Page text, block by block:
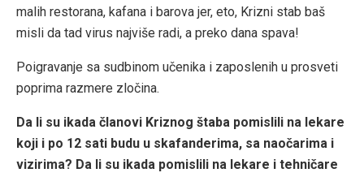
malih restorana, kafana i barova jer, eto, Krizni stab baš
misli da tad virus najviše radi, a preko dana spava!
Poigravanje sa sudbinom učenika i zaposlenih u prosveti
poprima razmere zločina.
Da li su ikada članovi Kriznog štaba pomislili na lekare
koji i po 12 sati budu u skafanderima, sa naočarima i
vizirima? Da li su ikada pomislili na lekare i tehničare